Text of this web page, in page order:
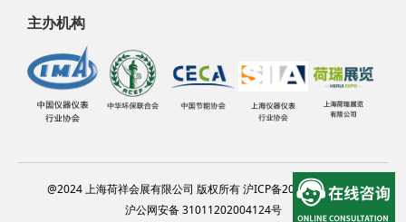
主办机构
@2024 上海荷祥会展有限公司 版权所有 沪ICP备20012314号-13
沪公网安备 31011202004124号